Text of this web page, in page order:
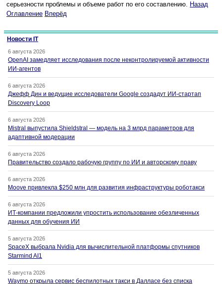
серьезности проблемы и объеме работ по его составлению. Назад
Оглавление Вперёд
Новости IT
6 августа 2026
OpenAI замедляет исследования после неконтролируемой активности
ИИ-агентов
6 августа 2026
Джефф Дин и ведущие исследователи Google создадут ИИ-стартап
Discovery Loop
6 августа 2026
Mistral выпустила Shieldstral — модель на 3 млрд параметров для
адаптивной модерации
6 августа 2026
Правительство создало рабочую группу по ИИ и авторскому праву
6 августа 2026
Moove привлекла $250 млн для развития инфраструктуры роботакси
6 августа 2026
ИТ-компании предложили упростить использование обезличенных
данных для обучения ИИ
5 августа 2026
SpaceX выбрала Nvidia для вычислительной платформы спутников
Starmind AI1
5 августа 2026
Waymo открыла сервис беспилотных такси в Далласе без списка